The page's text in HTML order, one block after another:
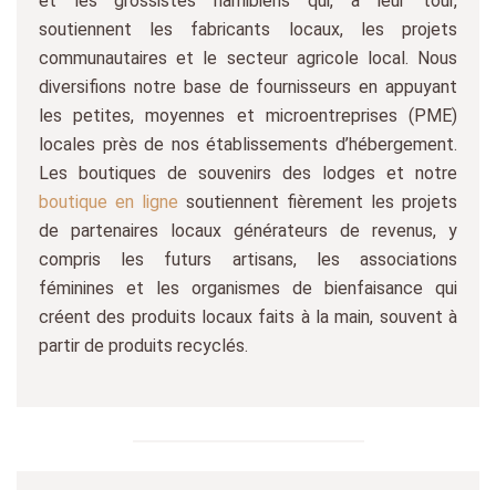
soutiennent les fabricants locaux, les projets
communautaires et le secteur agricole local. Nous
diversifions notre base de fournisseurs en appuyant
les petites, moyennes et microentreprises (PME)
locales près de nos établissements d’hébergement.
Les boutiques de souvenirs des lodges et notre
boutique en ligne soutiennent fièrement les projets
de partenaires locaux générateurs de revenus, y
compris les futurs artisans, les associations
féminines et les organismes de bienfaisance qui
créent des produits locaux faits à la main, souvent à
partir de produits recyclés.